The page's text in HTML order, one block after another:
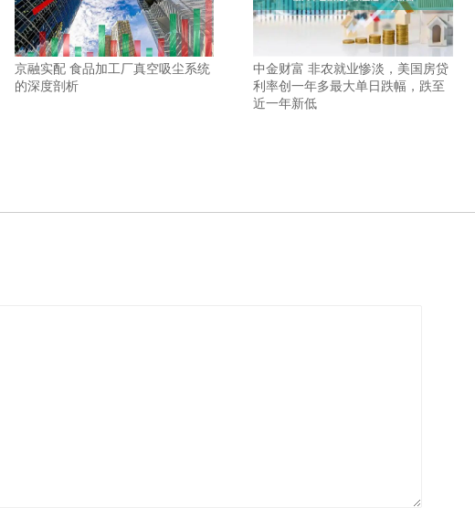
京融实配 食品加工厂真空吸尘系统
的深度剖析
中金财富 非农就业惨淡，美国房贷
利率创一年多最大单日跌幅，跌至
近一年新低